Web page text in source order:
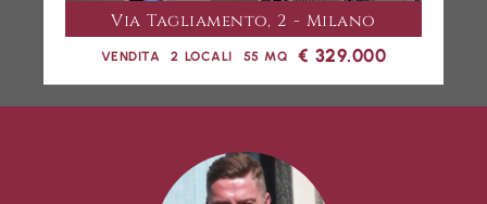
Via Tagliamento, 2 - Milano
VENDITA 2 LOCALI 55 MQ € 329.000